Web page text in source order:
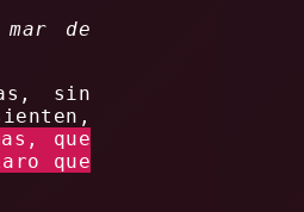
de
sin
que
que